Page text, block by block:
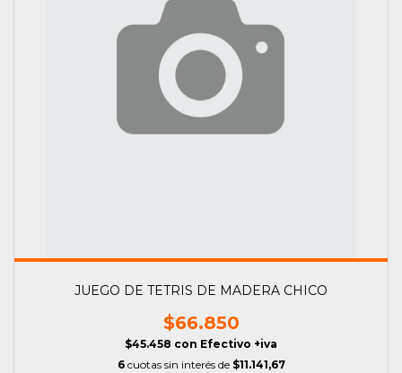
JUEGO DE TETRIS DE MADERA CHICO
$66.850
$45.458 con Efectivo +iva
6 cuotas sin interés de $11.141,67